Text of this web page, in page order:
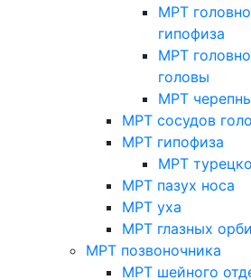
МРТ
гипофиза
МРТ
головы
МРТ
МРТ сосудов
МРТ гипофиза
МРТ
МРТ пазух носа
МРТ уха
МРТ глазных
МРТ позвоночника
МРТ шейного